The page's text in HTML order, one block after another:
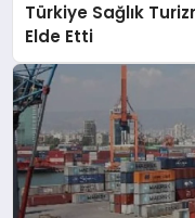
Türkiye Sağlık
Elde Etti